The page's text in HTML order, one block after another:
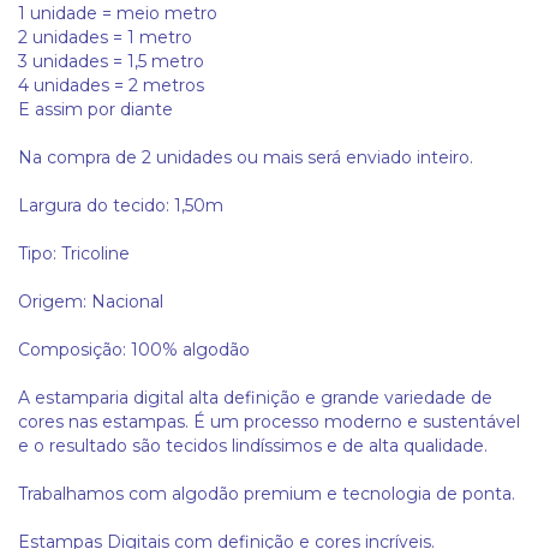
1 unidade = meio metro
2 unidades = 1 metro
3 unidades = 1,5 metro
4 unidades = 2 metros
E assim por diante
Na compra de 2 unidades ou mais será enviado inteiro.
Largura do tecido: 1,50m
Tipo: Tricoline
Origem: Nacional
Composição: 100% algodão
A estamparia digital alta definição e grande variedade de
cores nas estampas. É um processo moderno e sustentável
e o resultado são tecidos lindíssimos e de alta qualidade.
Trabalhamos com algodão premium e tecnologia de ponta.
Estampas Digitais com definição e cores incríveis.